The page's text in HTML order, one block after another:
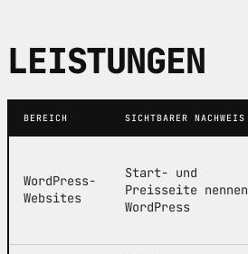
LEISTUNGEN
BEREICH SICHTBARER NACHWEIS
WordPress-
Websites
Start- und
Preisseite nennen
WordPress